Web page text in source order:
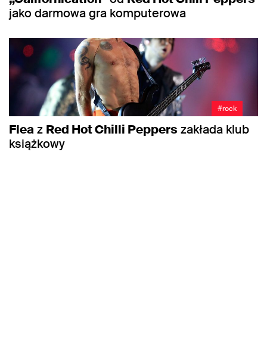
jako darmowa gra komputerowa
#rock
Fleaz Red Hot Chilli Peppers zakłada klub
książkowy